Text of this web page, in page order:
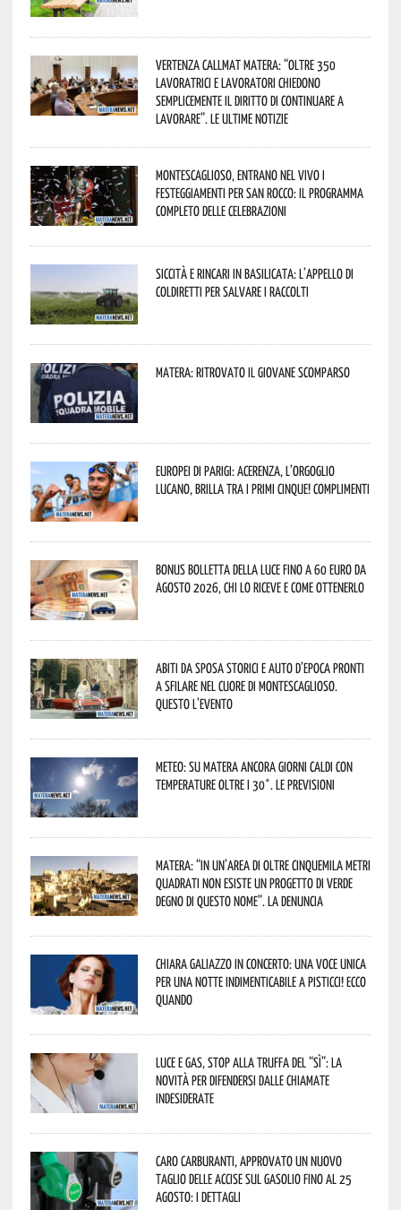
Vertenza CallMat Matera: “Oltre 350
lavoratrici e lavoratori chiedono
semplicemente il diritto di continuare a
lavorare”. Le ultime notizie
Montescaglioso, entrano nel vivo i
festeggiamenti per San Rocco: il programma
completo delle celebrazioni
Siccità e rincari in Basilicata: l’appello di
Coldiretti per salvare i raccolti
Matera: ritrovato il giovane scomparso
Europei di Parigi: Acerenza, l’orgoglio
lucano, brilla tra i primi cinque! Complimenti
Bonus bolletta della luce fino a 60 euro da
agosto 2026, chi lo riceve e come ottenerlo
Abiti da sposa storici e auto d’epoca pronti
a sfilare nel cuore di Montescaglioso.
Questo l’evento
Meteo: su Matera ancora giorni caldi con
temperature oltre i 30°. Le previsioni
Matera: “In un’area di oltre cinquemila metri
quadrati non esiste un progetto di verde
degno di questo nome”. La denuncia
Chiara Galiazzo in concerto: una voce unica
per una notte indimenticabile a Pisticci! Ecco
quando
Luce e gas, stop alla truffa del “Sì”: la
novità per difendersi dalle chiamate
indesiderate
Caro carburanti, approvato un nuovo
taglio delle accise sul gasolio fino al 25
agosto: i dettagli